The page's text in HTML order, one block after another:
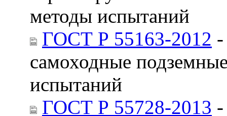
методы испытаний
ГОСТ Р 55163-2012
самоходные
испытаний
ГОСТ Р 55728-2013